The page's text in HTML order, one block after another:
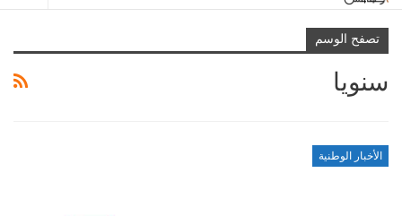
تصفح الوسم
سنويا
الأخبار الوطنية